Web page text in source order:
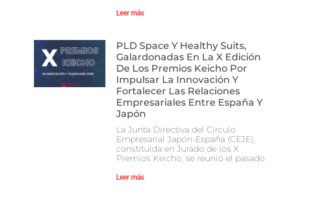
Leer más
PLD Space Y Healthy Suits,
Galardonadas En La X Edición
De Los Premios Keicho Por
Impulsar La Innovación Y
Fortalecer Las Relaciones
Empresariales Entre España Y
Japón
La Junta Directiva del Círculo
Empresarial Japón-España (CEJE),
constituida en Jurado de los X
Premios Keicho, se reunió el pasado
Leer más